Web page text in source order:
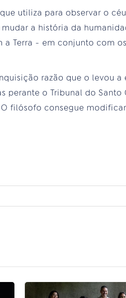
utiliza para observar o
a história da
a Terra - em conjunto com
razão que o levou a
perante o Tribunal do Santo
filósofo consegue